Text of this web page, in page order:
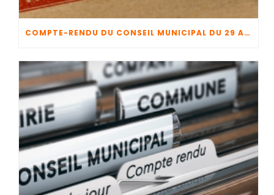
COMPTE-RENDU DU CONSEIL MUNICIPAL DU 29 AVRIL 2026 + CFU 2025 + BUDGET 2026